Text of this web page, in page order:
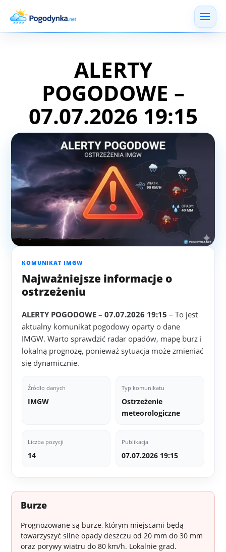
ALERTY
POGODOWE –
07.07.2026 19:15
KOMUNIKAT IMGW
Najważniejsze informacje o
ostrzeżeniu
ALERTY POGODOWE – 07.07.2026 19:15 – To jest
aktualny komunikat pogodowy oparty o dane
IMGW. Warto sprawdzić radar opadów, mapę burz i
lokalną prognozę, ponieważ sytuacja może zmieniać
się dynamicznie.
Źródło danych
IMGW
Typ komunikatu
Ostrzeżenie
meteorologiczne
Liczba pozycji
14
Publikacja
07.07.2026 19:15
Burze
Prognozowane są burze, którym miejscami będą
towarzyszyć silne opady deszczu od 20 mm do 30 mm
oraz porywy wiatru do 80 km/h. Lokalnie grad.